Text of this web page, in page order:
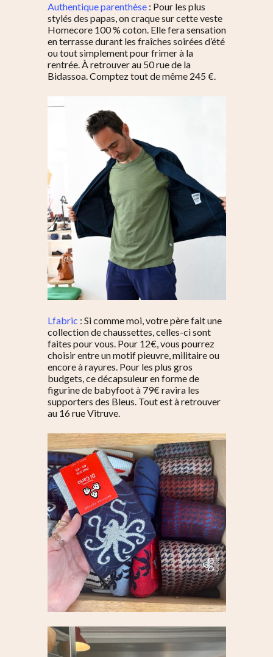
Authentique parenthèse: Pour les plus
stylés des papas, on craque sur cette veste
Homecore 100 % coton. Elle fera sensation
en terrasse durant les fraîches soirées d’été
ou tout simplement pour frimer à la
rentrée. À retrouver au 50 rue de la
Bidassoa. Comptez tout de même 245 €.
Lfabric : Si comme moi, votre père fait une
collection de chaussettes, celles-ci sont
faites pour vous. Pour 12€, vous pourrez
choisir entre un motif pieuvre, militaire ou
encore à rayures. Pour les plus gros
budgets, ce décapsuleur en forme de
figurine de babyfoot à 79€ ravira les
supporters des Bleus. Tout est à retrouver
au 16 rue Vitruve.